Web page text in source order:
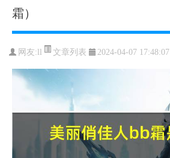
霜）
网友: 文章列表 2024-04-07 17:48:07